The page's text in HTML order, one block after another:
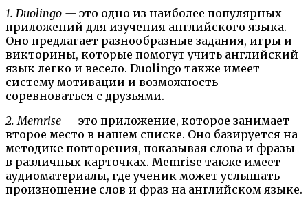
1. Duolingo — это одно из наиболее популярных
приложений для изучения английского языка.
Оно предлагает разнообразные задания, игры и
викторины, которые помогут учить английский
язык легко и весело. Duolingo также имеет
систему мотивации и возможность
соревноваться с друзьями.
2. Memrise — это приложение, которое занимает
второе место в нашем списке. Оно базируется на
методике повторения, показывая слова и фразы
в различных карточках. Memrise также имеет
аудиоматериалы, где ученик может услышать
произношение слов и фраз на английском языке.